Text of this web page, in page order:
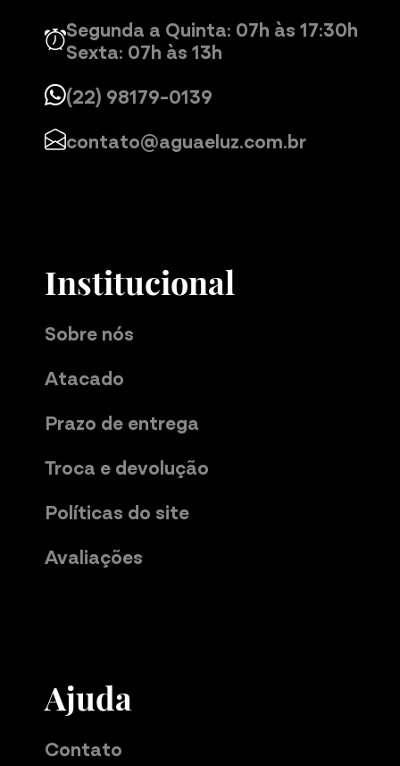
Segunda a Quinta: 07h às 17:30h
Sexta: 07h às 13h
(22) 98179-0139
contato@aguaeluz.com.br
Institucional
Sobre nós
Atacado
Prazo de entrega
Troca e devolução
Políticas do site
Avaliações
Ajuda
Contato